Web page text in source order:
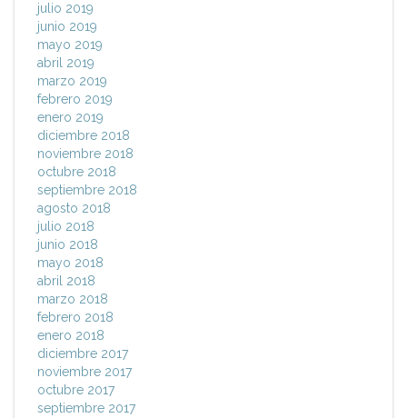
julio 2019
junio 2019
mayo 2019
abril 2019
marzo 2019
febrero 2019
enero 2019
diciembre 2018
noviembre 2018
octubre 2018
septiembre 2018
agosto 2018
julio 2018
junio 2018
mayo 2018
abril 2018
marzo 2018
febrero 2018
enero 2018
diciembre 2017
noviembre 2017
octubre 2017
septiembre 2017